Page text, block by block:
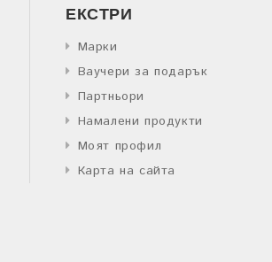
ЕКСТРИ
Марки
Ваучери за подарък
Партньори
Намалени продукти
Моят профил
Карта на сайта